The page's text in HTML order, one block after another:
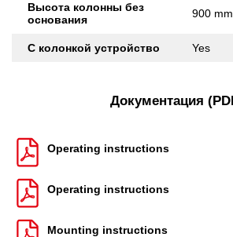
Высота колонны без
основания
900 mm
С колонкой устройство Yes
Документация
Operating instructions
Operating instructions
Mounting instructions